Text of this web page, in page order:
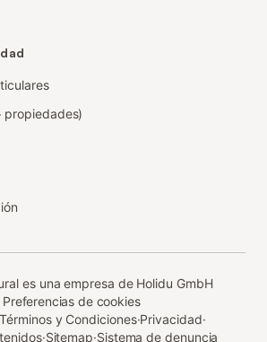
propiedades)
es una empresa de Holidu GmbH
Preferencias de cookies
Términos y Condiciones·Privacidad·
·Sitemap·Sistema de denuncia